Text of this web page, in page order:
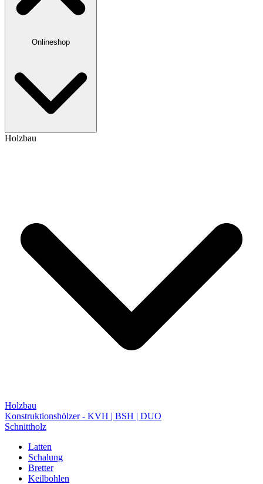
Onlineshop
Holzbau
Holzbau
Konstruktionshölzer - KVH | BSH | DUO
Schnittholz
Latten
Schalung
Bretter
Keilbohlen